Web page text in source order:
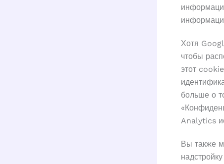
Хотя
чтобы
этот
больше о
Analytics
Вы также